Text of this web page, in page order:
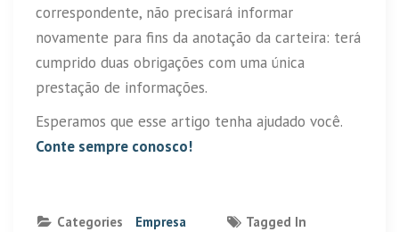
correspondente, não precisará informar
novamente para fins da anotação da carteira: terá
cumprido duas obrigações com uma única
prestação de informações.
Esperamos que esse artigo tenha ajudado você.
Conte sempre conosco!
Categories Empresa
Tagged In